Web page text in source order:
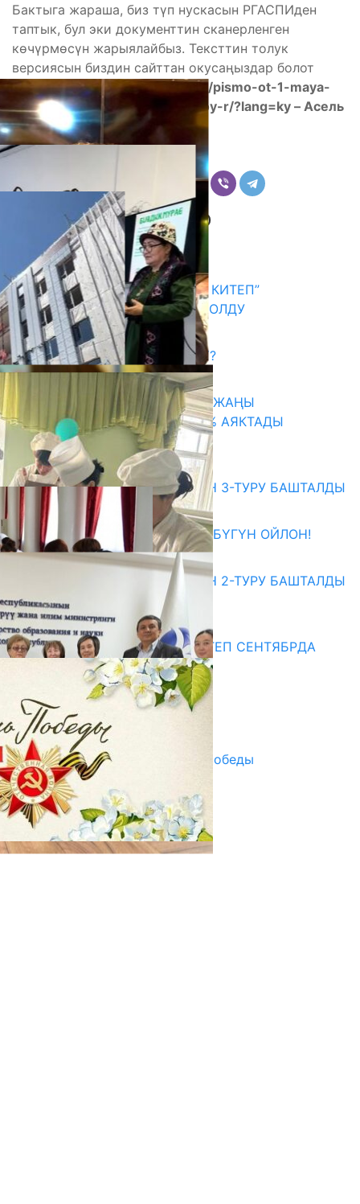
Бактыга жараша, биз түп нускасын РГАСПИден
таптык, бул эки документтин сканерленген
көчүрмөсүн жарыялайбыз. Тексттин толук
версиясын биздин сайттан окусаңыздар болот
http://daniyarov.kg/2017/11/09/pismo-ot-1-maya-
1920-goda-vozhdyu-rossiyskoy-r/?lang=ky – Асель
Даниярова).
Бөлүшүү
Комментарийлер
Акыркы жаңылыктар
АКЫН А.ИСМАИЛОВ “АЛТЫН КИТЕП”
СЫЙЛЫГЫНЫН ЛАУРЕАТЫ БОЛДУ
06.08.2026
САЛТТУУ БИЛИМ ӨЗГӨРӨБҮ?
06.08.2026
ТАЛАСТА УНИВЕРСИТЕТТИН ЖАҢЫ
КАМПУСУНУН КУРУЛУШУ 75% АЯКТАДЫ
06.08.2026
Абитуриент
ЖОЖДОРГО КАБЫЛ АЛУУНУН 3-ТУРУ БАШТАЛДЫ
27.07.2026
ӨЗҮҢДҮН КЕЛЕЧЕГИҢ ҮЧҮН БҮГҮН ОЙЛОН!
20.07.2026
ЖОЖДОРГО КАБЫЛ АЛУУНУН 2-ТУРУ БАШТАЛДЫ
20.07.2026
Медиа
СУЗАКТА 750 ОРУНДУУ МЕКТЕП СЕНТЯБРДА
ПАЙДАЛАНУУГА БЕРИЛЕТ
07.08.2025
Улуу Жеңиштин жандуу сөзү
29.04.2025
Награды в преддверии Дня Победы
29.04.2025